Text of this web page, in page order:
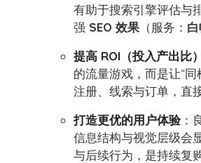
有助于搜索引擎评估与
强 SEO 效果 （服务：
提高 ROI（投入产出比）
的流量游戏，而是让“同
注册、线索与订单，直
打造更优的用户体验：
信息结构与视觉层级会
与后续行为，是持续复